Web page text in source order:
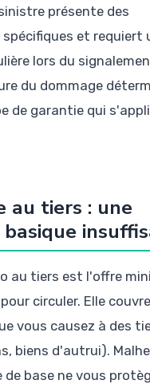
présente des
et requiert
lors du
du dommage
de garantie qui
au tiers : une
au tiers est l'offre
circuler. Elle
vous causez à des
biens d'autrui).
base ne vous